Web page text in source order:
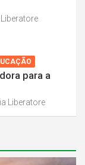
para a
Liberatore